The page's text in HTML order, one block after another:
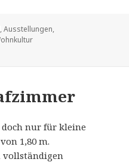
,Ausstellungen,
Schreibstube
nur für kleine
1,80 m.
vollständigen